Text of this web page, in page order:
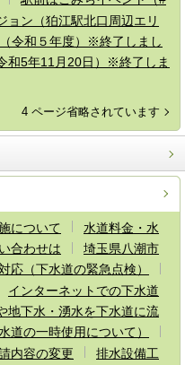
ョン（狛江駅北口周辺エリ
令和５年度）※終了しまし
和5年11月20日）※終了しま
4 ページ省略されています
について
水道料金・水
合わせは
埼玉県八潮市
応（下水道の緊急点検）
インターネットでの下水道
地下水・湧水を下水道に流
道の一時使用について）
内容の変更
排水設備工